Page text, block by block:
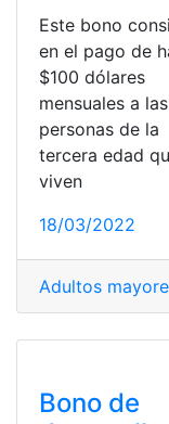
Este bono
en el pago de
$100 dólares
mensuales a las
personas de la
tercera edad
viven
18/03/2022
Adultos
Bono de